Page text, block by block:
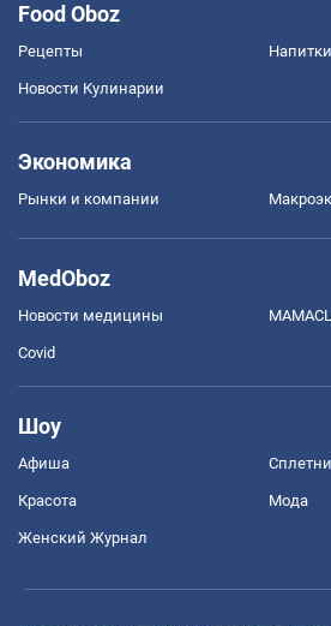
Food Oboz
Рецепты Напитки
Новости Кулинарии
Экономика
Рынки и компании
MedOboz
Новости медицины
Covid
Шоу
Афиша Сплетни
Красота Мода
Женский Журнал